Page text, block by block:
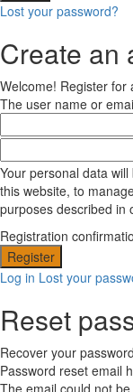
Lost your password?
Create an
Welcome! Register for
The user name or
Your personal data
this website, to
purposes described in
Registration
Log in Lost your
Reset
Recover your password
Password reset email
The email could not